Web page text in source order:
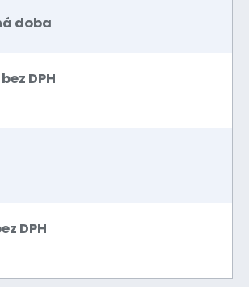
doba
DPH
DPH